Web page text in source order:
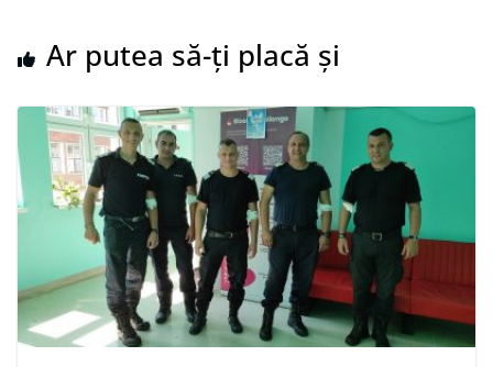
Ar putea să-ți placă și